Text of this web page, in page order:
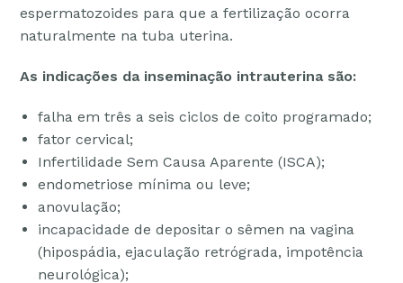
espermatozoides para que a fertilização ocorra
naturalmente na tuba uterina.
As indicações da inseminação intrauterina são:
falha em três a seis ciclos de coito programado;
fator cervical;
Infertilidade Sem Causa Aparente (ISCA);
endometriose mínima ou leve;
anovulação;
incapacidade de depositar o sêmen na vagina
(hipospádia, ejaculação retrógrada, impotência
neurológica);